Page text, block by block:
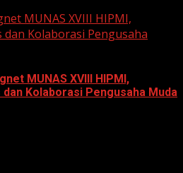
MUNAS XVIII HIPMI,
Kolaborasi Pengusaha
MUNAS XVIII HIPMI,
Kolaborasi Pengusaha Muda